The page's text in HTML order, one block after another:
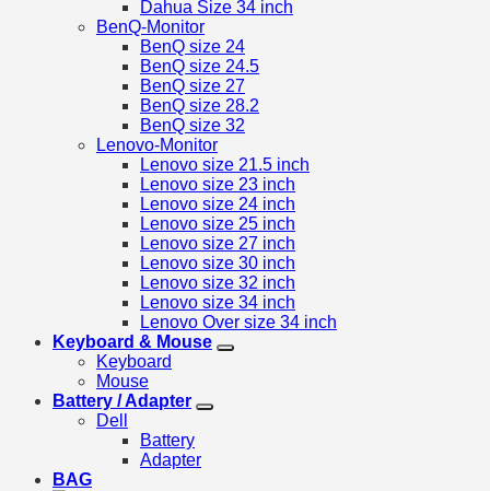
Dahua Size 34 inch
BenQ-Monitor
BenQ size 24
BenQ size 24.5
BenQ size 27
BenQ size 28.2
BenQ size 32
Lenovo-Monitor
Lenovo size 21.5 inch
Lenovo size 23 inch
Lenovo size 24 inch
Lenovo size 25 inch
Lenovo size 27 inch
Lenovo size 30 inch
Lenovo size 32 inch
Lenovo size 34 inch
Lenovo Over size 34 inch
Keyboard & Mouse
Keyboard
Mouse
Battery / Adapter
Dell
Battery
Adapter
BAG